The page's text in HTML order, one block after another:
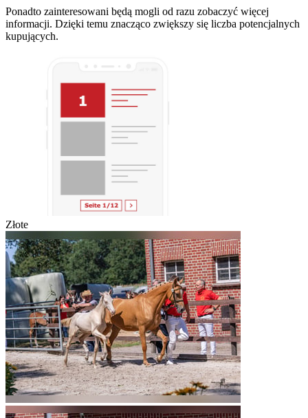
Ponadto zainteresowani będą mogli od razu zobaczyć więcej
informacji. Dzięki temu znacząco zwiększy się liczba potencjalnych
kupujących.
Złote